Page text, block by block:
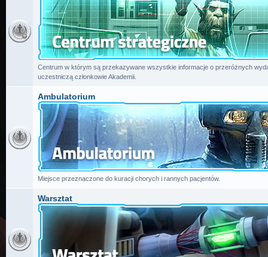
Centrum w którym są przekazywane wszystkie informacje o przeróżnych
uczestniczą członkowie Akademii.
Ambulatorium
Miejsce przeznaczone do kuracji chorych i rannych pacjentów.
Warsztat